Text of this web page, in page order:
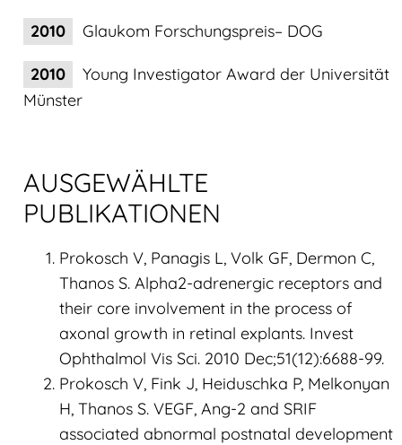
2010 Glaukom Forschungspreis– DOG
2010
Young Investigator Award der Universität
Münster
AUSGEWÄHLTE
PUBLIKATIONEN
Prokosch V, Panagis L, Volk GF, Dermon C,
Thanos S. Alpha2-adrenergic receptors and
their core involvement in the process of
axonal growth in retinal explants. Invest
Ophthalmol Vis Sci. 2010 Dec;51(12):6688-99.
Prokosch V, Fink J, Heiduschka P, Melkonyan
H, Thanos S. VEGF, Ang-2 and SRIF
associated abnormal postnatal development